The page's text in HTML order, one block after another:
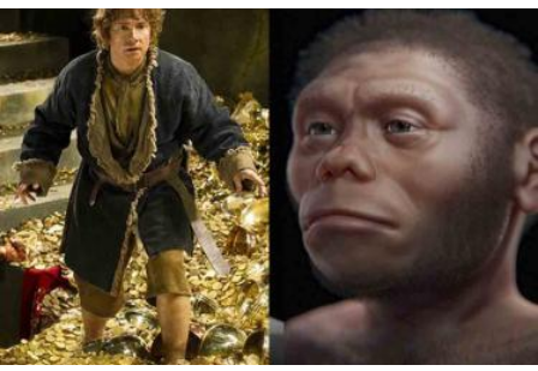
i
o
n
e
s
d
e
c
o
m
p
a
r
t
i
r
r
d
a
r